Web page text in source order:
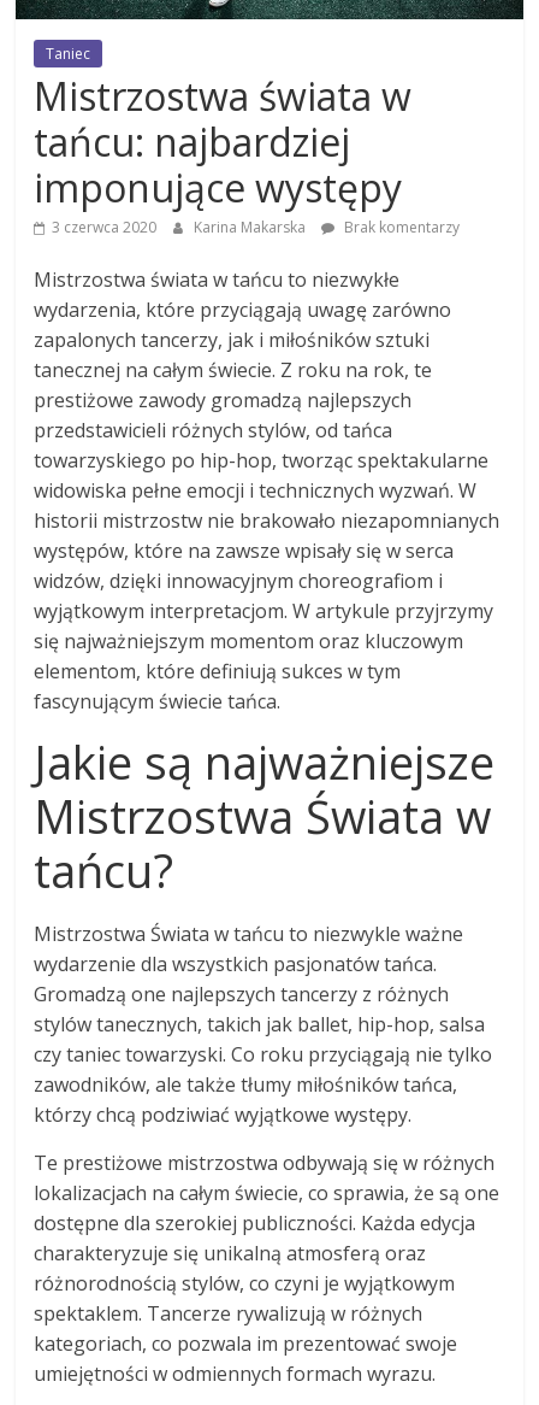
Taniec
Mistrzostwa świata w
tańcu: najbardziej
imponujące występy
3 czerwca 2020 Karina Makarska Brak komentarzy
Mistrzostwa świata w tańcu to niezwykłe
wydarzenia, które przyciągają uwagę zarówno
zapalonych tancerzy, jak i miłośników sztuki
tanecznej na całym świecie. Z roku na rok, te
prestiżowe zawody gromadzą najlepszych
przedstawicieli różnych stylów, od tańca
towarzyskiego po hip-hop, tworząc spektakularne
widowiska pełne emocji i technicznych wyzwań. W
historii mistrzostw nie brakowało niezapomnianych
występów, które na zawsze wpisały się w serca
widzów, dzięki innowacyjnym choreografiom i
wyjątkowym interpretacjom. W artykule przyjrzymy
się najważniejszym momentom oraz kluczowym
elementom, które definiują sukces w tym
fascynującym świecie tańca.
Jakie są najważniejsze
Mistrzostwa Świata w
tańcu?
Mistrzostwa Świata w tańcu to niezwykle ważne
wydarzenie dla wszystkich pasjonatów tańca.
Gromadzą one najlepszych tancerzy z różnych
stylów tanecznych, takich jak ballet, hip-hop, salsa
czy taniec towarzyski. Co roku przyciągają nie tylko
zawodników, ale także tłumy miłośników tańca,
którzy chcą podziwiać wyjątkowe występy.
Te prestiżowe mistrzostwa odbywają się w różnych
lokalizacjach na całym świecie, co sprawia, że są one
dostępne dla szerokiej publiczności. Każda edycja
charakteryzuje się unikalną atmosferą oraz
różnorodnością stylów, co czyni je wyjątkowym
spektaklem. Tancerze rywalizują w różnych
kategoriach, co pozwala im prezentować swoje
umiejętności w odmiennych formach wyrazu.